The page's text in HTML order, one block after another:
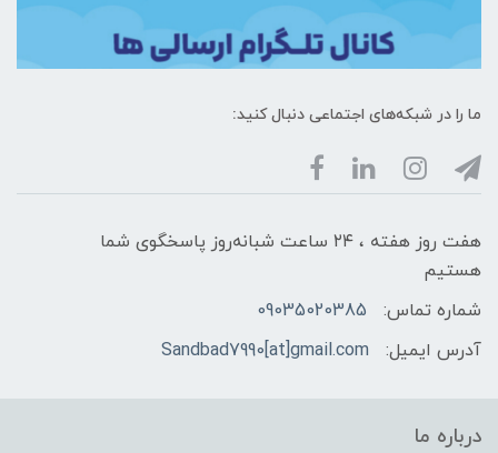
ما را در شبکه‌های اجتماعی دنبال کنید:
هفت روز هفته ، ۲۴ ساعت شبانه‌روز پاسخگوی شما
هستیم
شماره تماس:
09035020385
آدرس ایمیل:
Sandbad7990[at]gmail.com
درباره ما